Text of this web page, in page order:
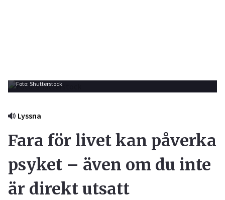
Foto: Shutterstock
Lyssna
Fara för livet kan påverka
psyket – även om du inte
är direkt utsatt